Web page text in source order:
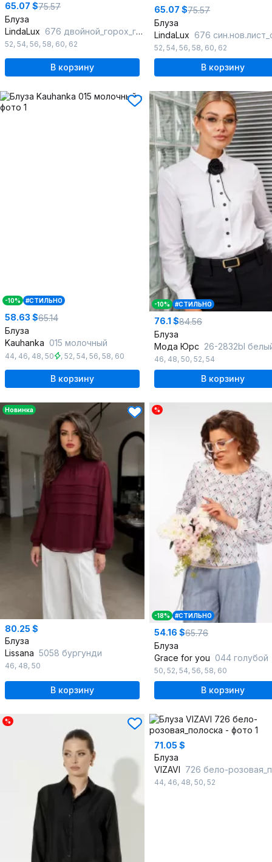
65.07 $75.57
Блуза
LindaLux 676 двойной_горох_горох_черный
52, 54, 56, 58, 60, 62
В корзину
65.07 $75.57
Блуза
LindaLux 676
52, 54, 56, 58, 60, 62
В корзину
-10% #СТИЛЬНО
58.63 $65.14
Блуза
Kauhanka 015 молочный
44, 46, 48, 50 , 52, 54, 56, 58, 60
В корзину
-10% #СТИЛЬНО
76.1 $84.56
Блуза
Мода Юрс 26-2832bl
46, 48, 50, 52, 54
В корзину
Новинка
80.25 $
Блуза
Lissana 5058 бургунди
46, 48, 50
В корзину
%
-18% #СТИЛЬНО
54.16 $65.76
Блуза
Grace for you 044 голубой
50, 52, 54, 56, 58, 60
В корзину
%
71.05 $
Блуза
VIZAVI 726 бело-
44, 46, 48, 50, 52